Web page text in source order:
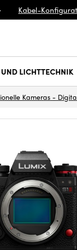
Kabel-
LICHTTECHNIK
Kameras -